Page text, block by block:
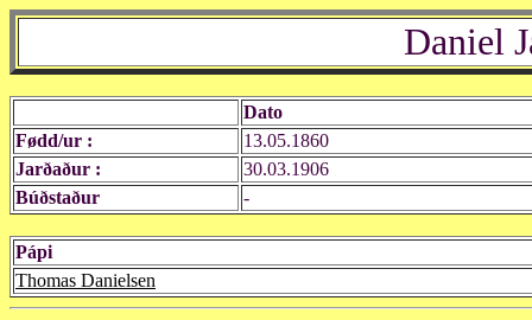
Daniel
Dato
Fødd/ur :
13.05.1860
Jarðaður :
30.03.1906
Búðstaður
-
Pápi
Thomas Danielsen